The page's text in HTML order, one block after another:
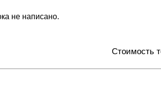
не написано.
Стоимость